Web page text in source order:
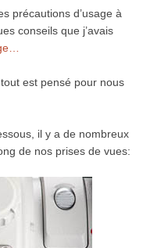
pré­cau­tions d’usage à
conseils que j’avais
est pensé pour nous
il y a de nombreux
de nos prises de vues: